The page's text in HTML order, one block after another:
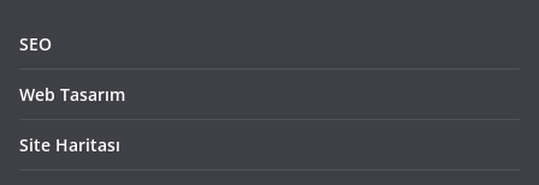
SEO
Web Tasarım
Site Haritası